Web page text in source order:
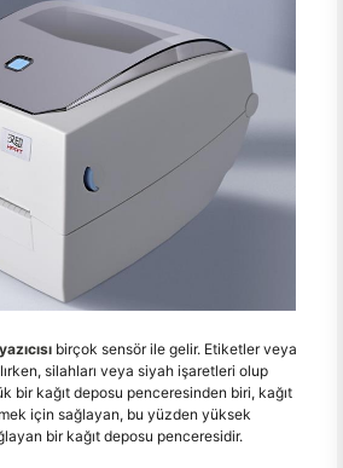
birçok sensör ile gelir. Etiketler veya
silahları veya siyah işaretleri olup
bir kağıt deposu penceresinden biri, kağıt
için sağlayan, bu yüzden yüksek
bir kağıt deposu penceresidir.